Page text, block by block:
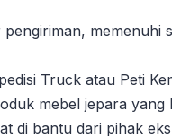
memenuhi
Truck atau Peti
mebel jepara
di bantu dari pihak